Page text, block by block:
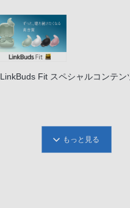
LinkBuds Fit スペシャルコンテン
もっと見る